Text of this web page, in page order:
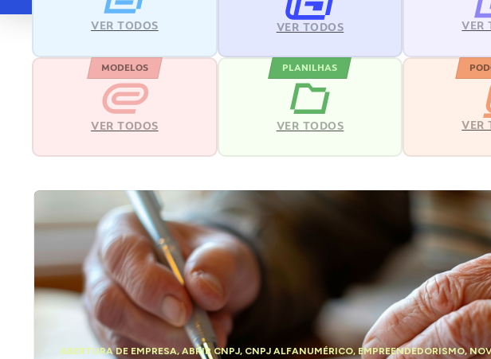
VER TODOS VER TODOS VER
MODELOS
VER TODOS
PLANILHAS
VER TODOS VER
ABERTURA DE EMPRESA,ABRIR CNPJ, CNPJ ALFANUMÉRICO, EMPREENDEDORISMO,